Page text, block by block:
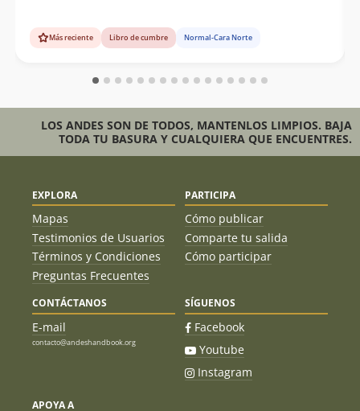
Más reciente Libro de cumbre Normal-Cara Norte
LOS ANDES SON DE TODOS, MANTENLOS LIMPIOS. BAJA
TODA TU BASURA Y CUALQUIERA QUE ENCUENTRES.
EXPLORA
Mapas
Testimonios de Usuarios
Términos y Condiciones
Preguntas Frecuentes
PARTICIPA
Cómo publicar
Comparte tu salida
Cómo participar
CONTÁCTANOS
E-mail
contacto@andeshandbook.org
SÍGUENOS
Facebook
Youtube
Instagram
APOYA A